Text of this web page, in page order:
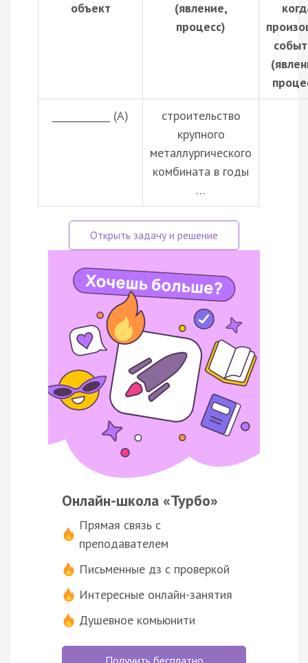
объект
(явление,
процесс)
____________ (А)
строительство
крупного
металлургического
комбината в годы
…
Онлайн-школа «Турбо»
Прямая связь с
преподавателем
Письменные дз с проверкой
Интересные онлайн-занятия
Душевное комьюнити